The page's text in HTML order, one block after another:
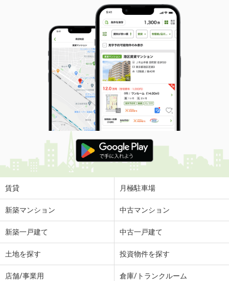
賃貸 月極駐車場
新築マンション 中古マンション
新築一戸建て 中古一戸建て
土地を探す 投資物件を探す
店舗/事業用 倉庫/トランクルーム